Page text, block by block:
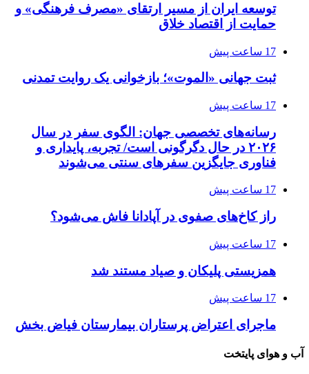
توسعه ایران از مسیر ارتقای «مصرف فرهنگی» و
حمایت از اقتصاد خلاق
17 ساعت پیش
ثبت جهانی «الموت»؛ بازخوانی یک روایت تمدنی
17 ساعت پیش
رسانه‌های تخصصی جهان: الگوی سفر در سال
۲۰۲۶ در حال دگرگونی است/ تجربه، پایداری و
فناوری جایگزین سفرهای سنتی می‌شوند
17 ساعت پیش
راز کاخ‌های صفوی در آپادانا فاش می‌شود؟
17 ساعت پیش
همزیستی پلیکان و صیاد مستند شد
17 ساعت پیش
ماجرای اعتراض پرستاران بیمارستان فیاض بخش
آب و هوای پایتخت